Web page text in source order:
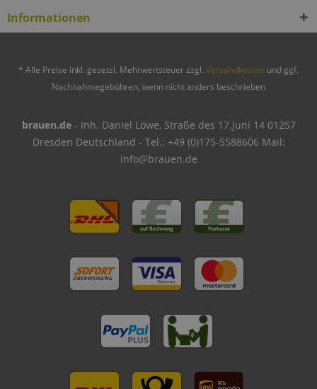
Informationen
* Alle Preise inkl. gesetzl. Mehrwertsteuer zzgl. Versandkosten und ggf.
Nachnahmegebühren, wenn nicht anders beschrieben
brauen.de- Inh. Daniel Löwe, Straße des 17.Juni 14 01257
Dresden Deutschland - Tel.: +49 (0)175-5588606 Mail:
info@brauen.de